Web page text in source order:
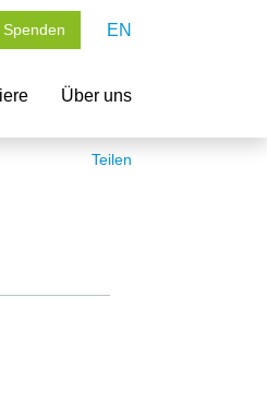
EN
Über uns
Teilen